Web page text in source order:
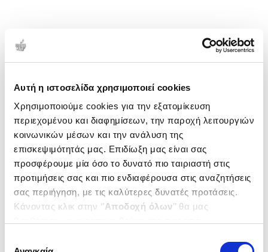
Αυτή η ιστοσελίδα χρησιμοποιεί cookies
Χρησιμοποιούμε cookies για την εξατομίκευση
περιεχομένου και διαφημίσεων, την παροχή λειτουργιών
κοινωνικών μέσων και την ανάλυση της
επισκεψιμότητάς μας. Επιδίωξη μας είναι σας
προσφέρουμε μία όσο το δυνατό πιο ταιριαστή στις
προτιμήσεις σας και πιο ενδιαφέρουσα στις αναζητήσεις
σας περιήγηση, με τις καλύτερες δυνατές προτάσεις.
Κάνοντας κλικ στην ‘’Αποδοχή όλων’’ θα μας
ενδιαφέρουν και να επιλέξετε από τα παρακάτω με την